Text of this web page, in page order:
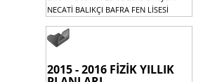
NECATİ BALIKÇI BAFRA FEN LİSESİ
2015 - 2016 FİZİK YILLIK